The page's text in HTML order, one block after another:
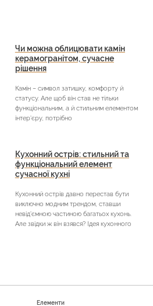
Чи можна облицювати камін
керамогранітом, сучасне
рішення
Камін – символ затишку, комфорту й
статусу. Але щоб він став не тільки
функціональним, а й стильним елементом
інтер’єру, потрібно
Кухонний острів: стильний та
функціональний елемент
сучасної кухні
Кухонний острів давно перестав бути
виключно модним трендом, ставши
невід’ємною частиною багатьох кухонь.
Але звідки ж він взявся? Ідея кухонного
Елементи